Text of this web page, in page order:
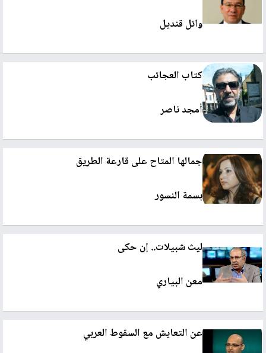
وائل قنديل
كتاب العجائب
أمجد ناصر
جمالها المتاح على قارعة الطريق
بسمة النسور
ليث شبيلات.. إن حكى
معن البياري
عن التعايش مع السقوط العربي